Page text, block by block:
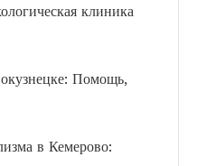
клиника
Помощь,
в Кемерово: